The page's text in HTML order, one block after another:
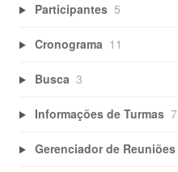
Participantes 5
Cronograma 11
Busca 3
Informações de Turmas 7
Gerenciador de Reuniões